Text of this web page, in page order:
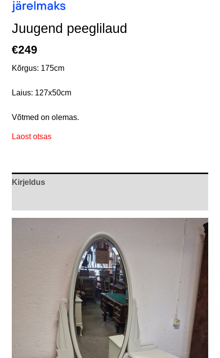
Juugend peeglilaud
€249
Kõrgus: 175cm
Laius: 127x50cm
Võtmed on olemas.
Laost otsas
Kirjeldus